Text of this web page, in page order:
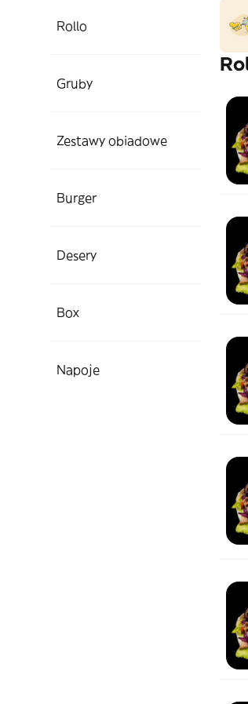
Rollo
Gruby
Zestawy obiadowe
Burger
Desery
Box
Napoje